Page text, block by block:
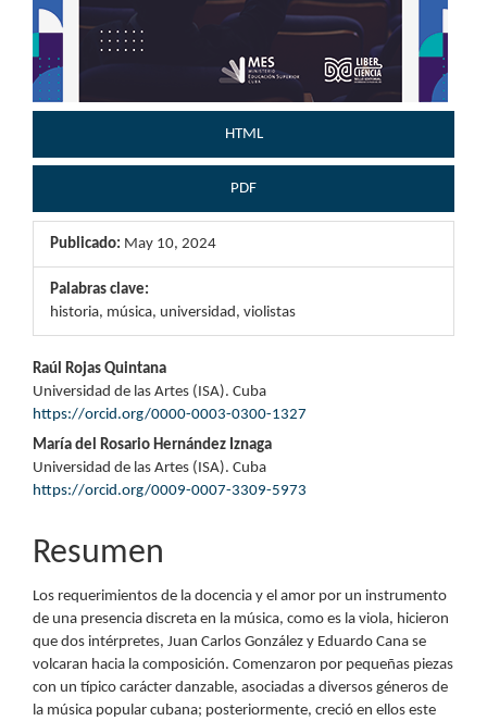
HTML
PDF
Publicado: May 10, 2024
Palabras clave:
historia, música, universidad, violistas
Contenido
principal
del
artículo
Raúl Rojas Quintana
Universidad de las Artes (ISA). Cuba
https://orcid.org/0000-0003-0300-1327
María del Rosario Hernández Iznaga
Universidad de las Artes (ISA). Cuba
https://orcid.org/0009-0007-3309-5973
Resumen
Los requerimientos de la docencia y el amor por un instrumento
de una presencia discreta en la música, como es la viola, hicieron
que dos intérpretes, Juan Carlos González y Eduardo Cana se
volcaran hacia la composición. Comenzaron por pequeñas piezas
con un típico carácter danzable, asociadas a diversos géneros de
la música popular cubana; posteriormente, creció en ellos este